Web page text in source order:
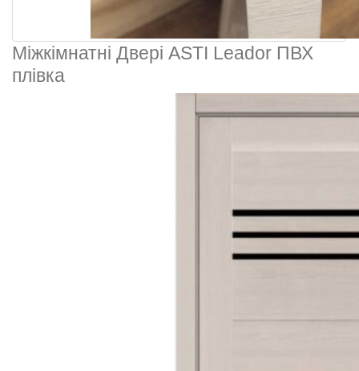
Міжкімнатні Двері ASTI Leador ПВХ
плівка